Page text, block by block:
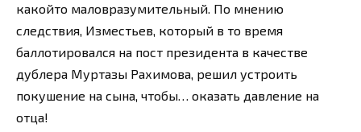
какойто маловразумительный. По мнению
следствия, Изместьев, который в то время
баллотировался на пост президента в качестве
дублера Муртазы Рахимова, решил устроить
покушение на сына, чтобы… оказать давление на
отца!